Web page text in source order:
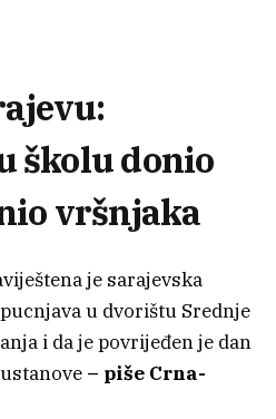
školu donio
vršnjaka
je sarajevska
u dvorištu Srednje
i da je povrijeđen je dan
– piše Crna-